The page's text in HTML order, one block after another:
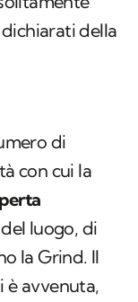
della
di
con cui la
luogo, di
la Grind. Il
è avvenuta,